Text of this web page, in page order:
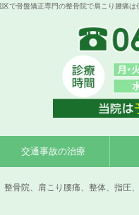
で骨盤矯正専門の整骨院で肩こり腰痛は
交通事故の治療
骨院、肩こり腰痛、整体、指圧